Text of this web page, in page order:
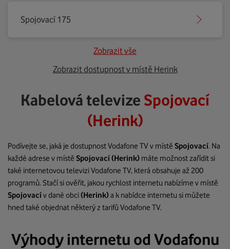
Spojovací 175
Zobrazit vše
Zobrazit dostupnost v místě Herink
Kabelová televize Spojovací
(Herink)
Podívejte se, jaká je dostupnost Vodafone TV v místě Spojovací. Na
každé adrese v místě Spojovací(Herink) máte možnost zařídit si
také internetovou televizi Vodafone TV, která obsahuje až 200
programů. Stačí si ověřit, jakou rychlost internetu nabízíme v místě
Spojovacív dané obci(Herink)a k nabídce internetu si můžete
hned také objednat některý z tarifů Vodafone TV.
Výhody internetu od Vodafonu